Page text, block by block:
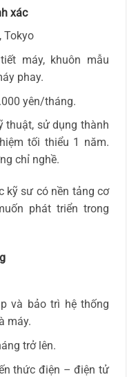
xác
Tokyo
máy, khuôn mẫu
phay.
yên/tháng.
thuật, sử dụng thành
tối thiểu 1 năm.
chỉ nghề.
kỹ sư có nền tảng cơ
phát triển trong
và bảo trì hệ thống
máy.
trở lên.
thức điện – điện tử